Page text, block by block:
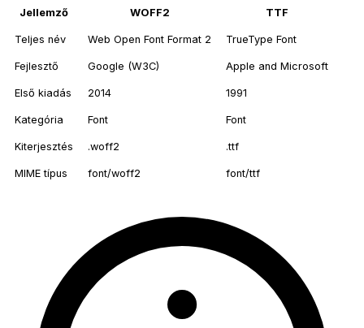
Jellemző WOFF2 TTF
Teljes név Web Open Font Format 2 TrueType Font
Fejlesztő Google (W3C) Apple and Microsoft
Első kiadás 2014 1991
Kategória Font Font
Kiterjesztés .woff2 .ttf
MIME típus font/woff2 font/ttf